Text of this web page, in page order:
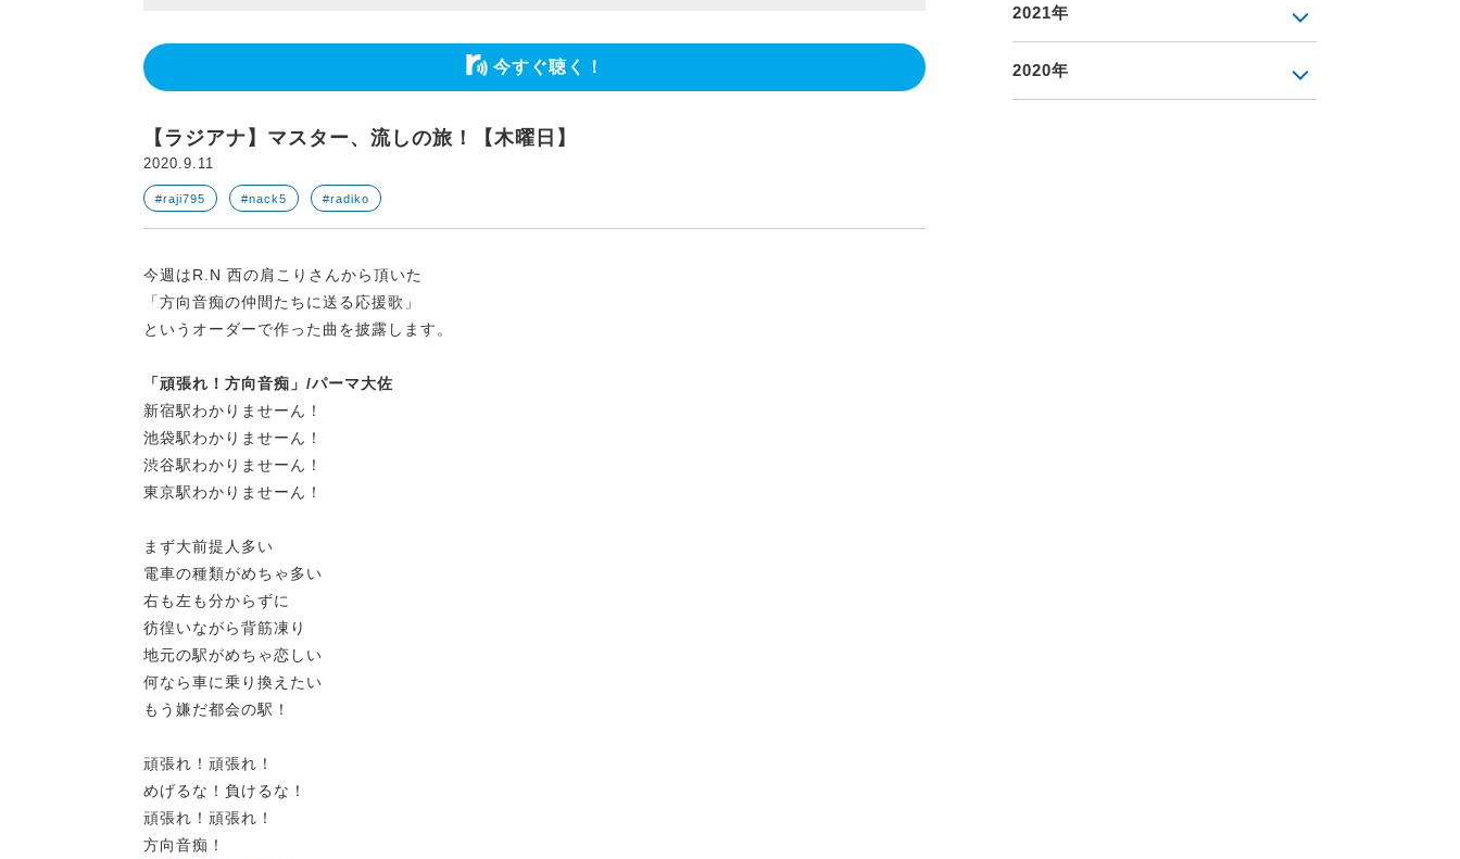
今すぐ聴く！
【ラジアナ】マスター、流しの旅！【木曜日】
2020.9.11
#raji795 #nack5 #radiko
今週はR.N 西の肩こりさんから頂いた
「方向音痴の仲間たちに送る応援歌」
というオーダーで作った曲を披露します。
「頑張れ！方向音痴」/パーマ大佐
新宿駅わかりませーん！
池袋駅わかりませーん！
渋谷駅わかりませーん！
東京駅わかりませーん！
まず大前提人多い
電車の種類がめちゃ多い
右も左も分からずに
彷徨いながら背筋凍り
地元の駅がめちゃ恋しい
何なら車に乗り換えたい
もう嫌だ都会の駅！
頑張れ！頑張れ！
めげるな！負けるな！
頑張れ！頑張れ！
方向音痴！
2021年
2020年